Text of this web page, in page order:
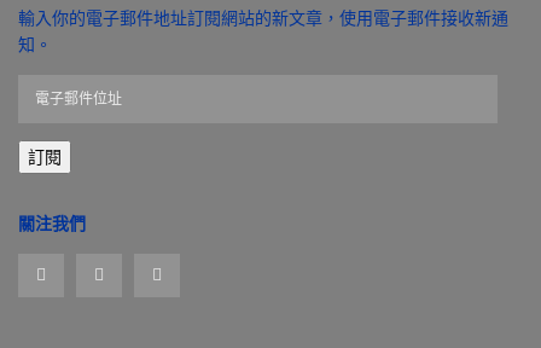
輸入你的電子郵件地址訂閱網站的新文章，使用電子郵件接收新通
知。
郵
件
址
訂閱
關注我們